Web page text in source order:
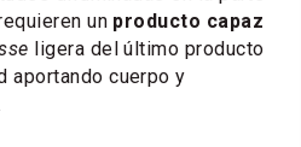
un producto capaz
ligera del último producto
aportando cuerpo y